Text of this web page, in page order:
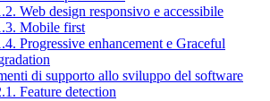
Web design responsivo e accessibile
Mobile first
Progressive enhancement e Graceful
di supporto allo sviluppo del software
Feature detection